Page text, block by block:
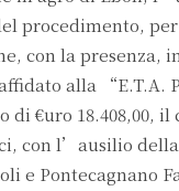
procedimento,
con la presenza,
alla “E.T.A.
€uro 18.408,00,
con l’ausilio
e Pontecagnano